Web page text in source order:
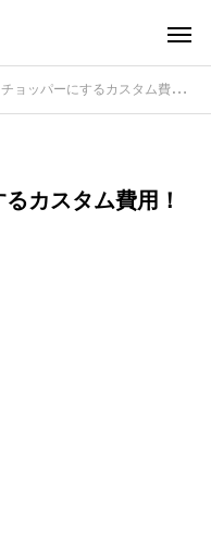
ーにするカスタム費用！理想のスタイルへの道
カスタム費用！